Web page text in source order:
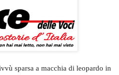
sparsa a macchia di leopardo in